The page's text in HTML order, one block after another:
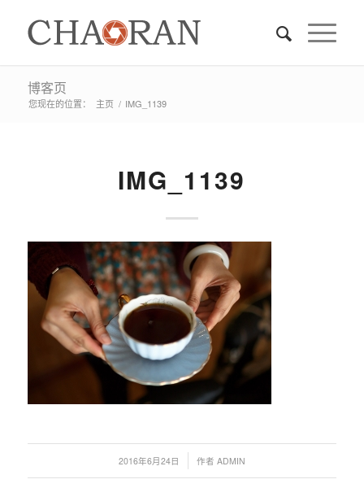
博客页
您现在的位置： 主页 / IMG_1139
IMG_1139
2016年6月24日
/ 作者 ADMIN